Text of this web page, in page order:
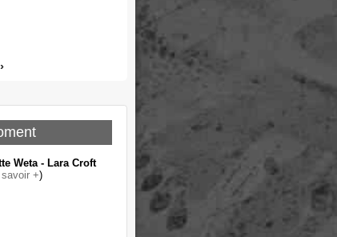
Weta - Lara Croft
+)